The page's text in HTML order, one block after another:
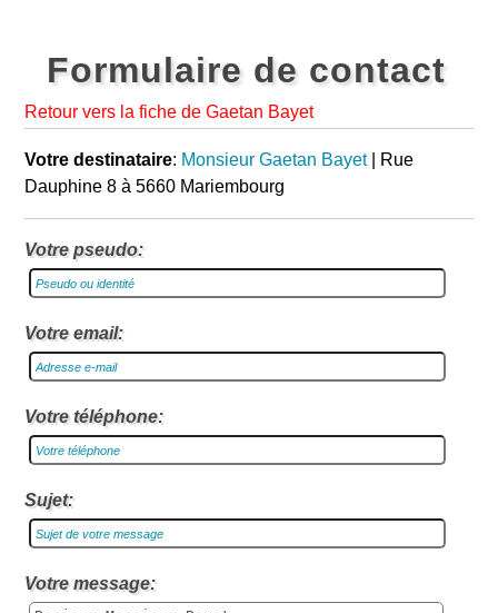
Formulaire de contact
Retour vers la fiche de Gaetan Bayet
Votre destinataire: Monsieur Gaetan Bayet| Rue
Dauphine 8 à 5660 Mariembourg
Votre pseudo:
Votre email:
Votre téléphone:
Sujet:
Votre message: